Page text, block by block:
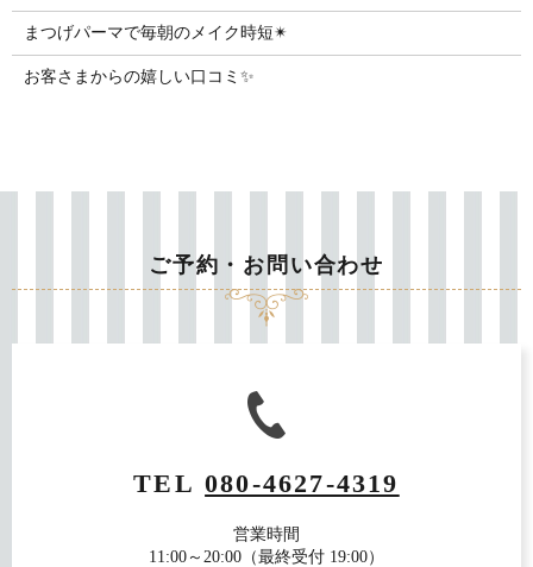
まつげパーマで毎朝のメイク時短✴︎
お客さまからの嬉しい口コミ✨
ご予約・お問い合わせ
TEL080-4627-4319
営業時間
11:00～20:00（最終受付 19:00）